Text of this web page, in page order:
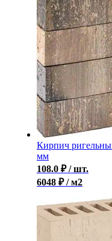
Кирпич
мм
108.0 ₽ / шт.
6048 ₽ / м2